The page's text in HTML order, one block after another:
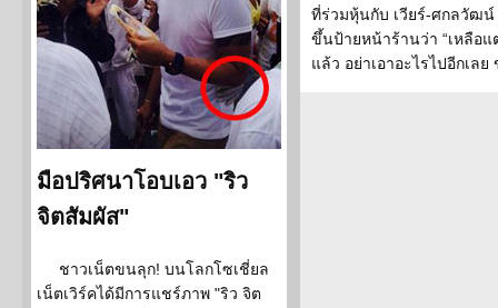
มือปริศนาโอบเอว "ริว
จิตสัมผัส"
ชาวเน็ตขนลุก! บนโลกโซเชี่ยล
เน็ตเวิร์คได้มีการแชร์ภาพ "ริว จิต
ที่ร่วมหุ้นกับ เวียร์-ศกลวัฒ
ขึ้นป้ายหน้าร้านว่า “เหลือ
แล้ว อย่าเอาอะไรไปอีกเลย